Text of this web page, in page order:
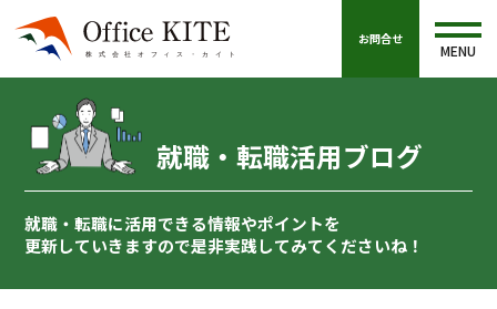
お問合せ
MENU
就職・転職活用ブログ
就職・転職に活用できる情報やポイントを
更新していきますので是非実践してみてくださいね！